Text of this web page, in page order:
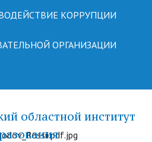
КОРРУПЦИИ
ОРГАНИЗАЦИИ
областной институт